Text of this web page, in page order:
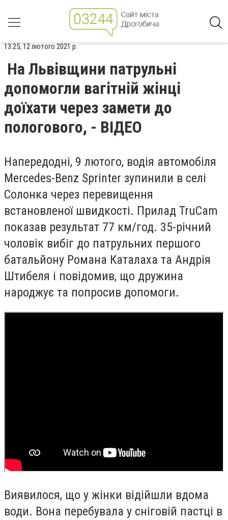
13:25, 12 лютого 2021 р.
На Львівщини патрульні
допомогли вагітній жінці
доїхати через замети до
пологового, - ВІДЕО
Напередодні, 9 лютого, водія автомобіля
Mercedes-Benz Sprinter зупинили в селі
Солонка через перевищення
встановленої швидкості. Прилад TruCam
показав результат 77 км/год. 35-річний
чоловік вибіг до патрульних першого
батальйону Романа Каталаха та Андрія
Штибеля і повідомив, що дружина
народжує та попросив допомоги.
Виявилося, що у жінки відійшли вдома
води. Вона перебувала у сніговій пастці в